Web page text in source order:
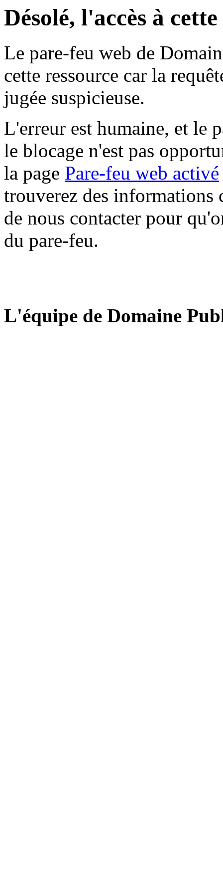
Désolé, l'accès à
Le pare-feu web de
cette ressource car la
jugée suspicieuse.
L'erreur est humaine, et le
le blocage n'est pas
la page Pare-feu web activé
trouverez des informations
de nous contacter pour
du pare-feu.
L'équipe de Domaine